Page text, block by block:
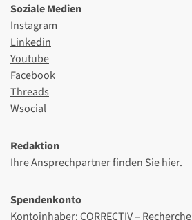
Soziale Medien
Instagram
Linkedin
Youtube
Facebook
Threads
Wsocial
Redaktion
Ihre Ansprechpartner finden Siehier.
Spendenkonto
Kontoinhaber: CORRECTIV –